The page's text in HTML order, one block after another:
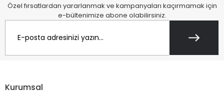
Özel fırsatlardan yararlanmak ve kampanyaları kaçırmamak için
e-bültenimize abone olabilirsiniz.
Kurumsal